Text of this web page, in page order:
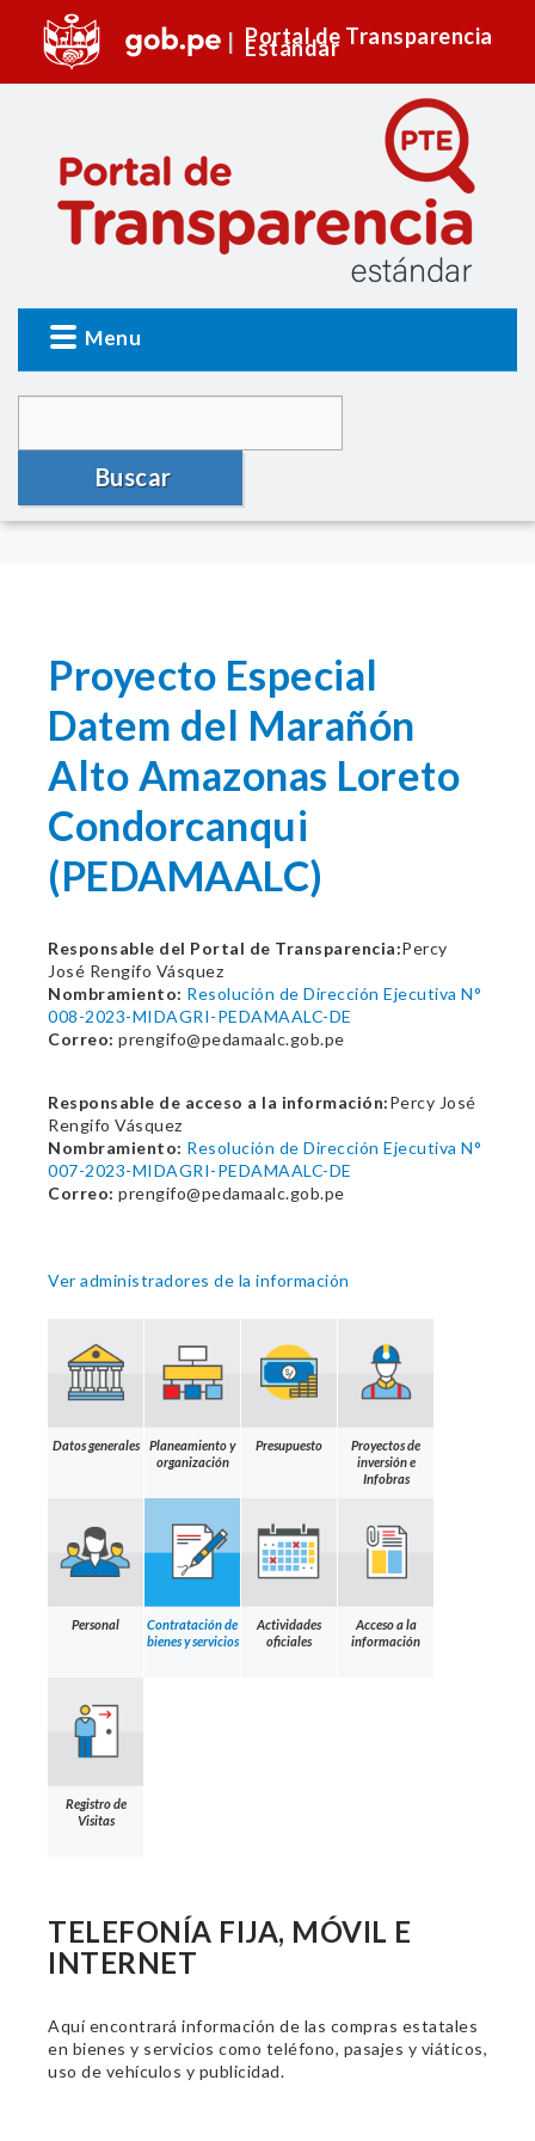
Portal de Transparencia
Estándar
Menu
Buscar
Proyecto Especial
Datem del Marañón
Alto Amazonas Loreto
Condorcanqui
(PEDAMAALC)
Responsable del Portal de Transparencia:Percy
José Rengifo Vásquez
Nombramiento: Resolución de Dirección Ejecutiva N°
008-2023-MIDAGRI-PEDAMAALC-DE
Correo: prengifo@pedamaalc.gob.pe
Responsable de acceso a la información:Percy José
Rengifo Vásquez
Nombramiento: Resolución de Dirección Ejecutiva N°
007-2023-MIDAGRI-PEDAMAALC-DE
Correo: prengifo@pedamaalc.gob.pe
Ver administradores de la información
Datos generales
Planeamiento y
organización
Presupuesto
Proyectos de
inversión e
Infobras
Personal
Contratación de
bienes y servicios
Actividades
oficiales
Acceso a la
información
Registro de
Visitas
TELEFONÍA FIJA, MÓVIL E
INTERNET
Aquí encontrará información de las compras estatales
en bienes y servicios como teléfono, pasajes y viáticos,
uso de vehículos y publicidad.